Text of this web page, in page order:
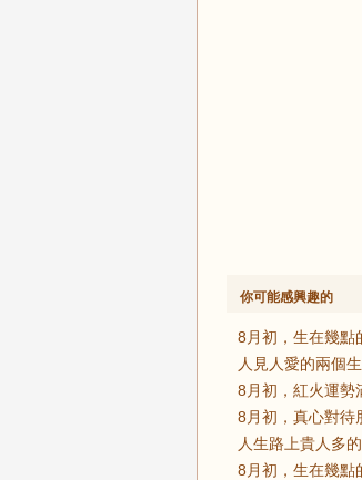
你可能感興趣的
8月初，生在幾點
人見人愛的兩個
8月初，紅火運勢
8月初，真心對待
人生路上貴人多
8月初，生在幾點